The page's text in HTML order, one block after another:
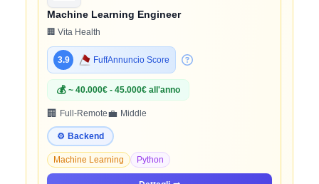
Machine Learning Engineer
🏢 Vita Health
3.9 FuffAnnuncio Score
💰 ~ 40.000€ - 45.000€ all'anno
🏢 Full-Remote💼 Middle
⚙️ Backend
Machine Learning Python